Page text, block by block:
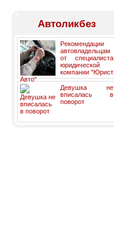
Автоликбез
Рекомендации
автовладельцам
от специалиста
юридической
компании "Юрист
Авто"
Девушка не
вписалась в
поворот